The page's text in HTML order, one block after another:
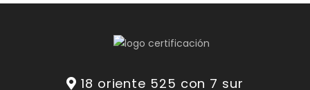
18 oriente 525 con 7 sur